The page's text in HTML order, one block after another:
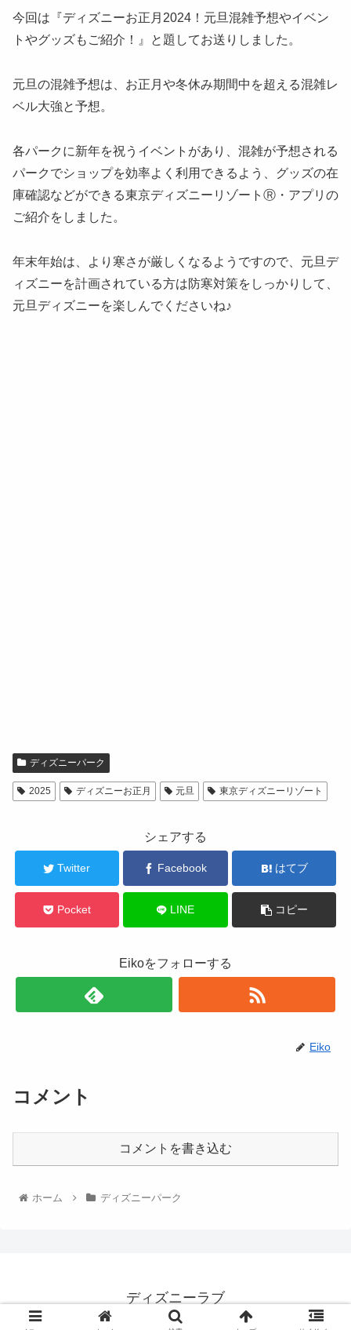
今回は『ディズニーお正月2024！元旦混雑予想やイベン
トやグッズもご紹介！』と題してお送りしました。
元旦の混雑予想は、お正月や冬休み期間中を超える混雑レ
ベル大強と予想。
各パークに新年を祝うイベントがあり、混雑が予想される
パークでショップを効率よく利用できるよう、グッズの在
庫確認などができる東京ディズニーリゾートⓇ・アプリの
ご紹介をしました。
年末年始は、より寒さが厳しくなるようですので、元旦デ
ィズニーを計画されている方は防寒対策をしっかりして、
元旦ディズニーを楽しんでくださいね♪
ディズニーパーク
2025 ディズニーお正月 元旦 東京ディズニーリゾート
シェアする
Twitter Facebook はてブ
Pocket LINE コピー
Eikoをフォローする
Eiko
コメント
コメントを書き込む
ホーム ディズニーパーク
ディズニーラブ
© 2022 ディズニーラブ.